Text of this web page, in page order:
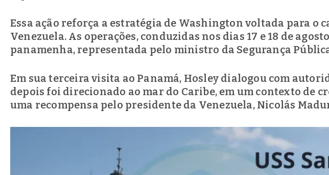
Essa ação reforça a estratégia de Washington voltada para o
Venezuela. As operações, conduzidas nos dias 17 e 18 de
panamenha, representada pelo ministro da Segurança
Em sua terceira visita ao Panamá, Hosley dialogou com
depois foi direcionado ao mar do Caribe, em um contexto de
uma recompensa pelo presidente da Venezuela, Nicolás